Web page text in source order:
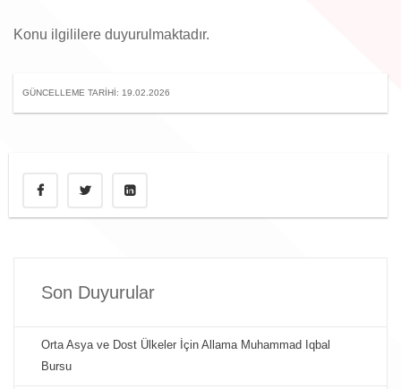
Konu ilgililere duyurulmaktadır.
GÜNCELLEME TARIHI: 19.02.2026
Son Duyurular
Orta Asya ve Dost Ülkeler İçin Allama Muhammad Iqbal
Bursu